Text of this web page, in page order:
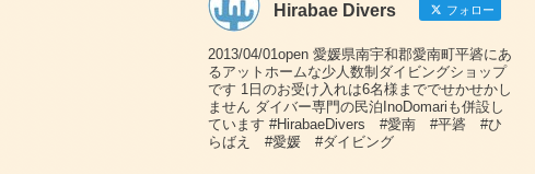
Hirabae Divers フォロー
2013/04/01open 愛媛県南宇和郡愛南町平碆にあ
るアットホームな少人数制ダイビングショップ
です 1日のお受け入れは6名様まででせかせかし
ません ダイバー専門の民泊InoDomariも併設し
ています #HirabaeDivers #愛南 #平碆 #ひ
らばえ #愛媛 #ダイビング